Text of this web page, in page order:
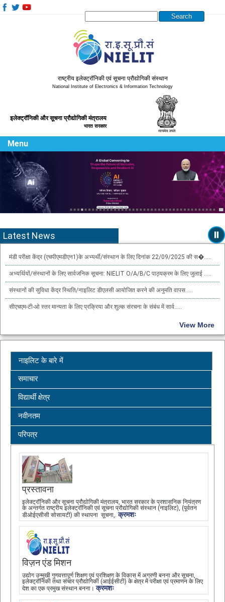
राष्ट्रीय इलेक्ट्रॉनिकी एवं सूचना प्रौद्योगिकी संस्थान
National Institute of Electronics & Information Technology
इलेक्ट्रॉनिकी और सूचना प्रौद्योगिकी मंत्रालय
भारत सरकार
Menu
Latest News
मंडी परीक्षा केंद्र (एचपीएमडीएन1)के अभ्यर्थी/संस्थान के लिए दिनांक 22/09/2025 की स�.....
अभ्यर्थियों/संस्थानों के लिए सार्वजनिक सूचना: NIELIT O/A/B/C पाठ्यक्रम के लिए जुलाई .....
संस्थानों की सुविधा केंद्र स्थिति/नाइलिट डीएलसी आयोजित करने की अनुमति वापस.....
सीएचएम-टी-ओ स्तर मान्यता के लिए प्रक्रिया और शुल्क संरचना के संबंध में सार्व.....
सितंबर 2025 परीक्षा चक्र के लिए निर्धारित डीएलसी अक्टूबर 2025 परीक्षा चक्र के सा�.....
उम्मीदवारों/संस्थानों के लिए सार्वजनिक सूचना: जुलाई, 2025 के O/A/B/C स्तर के लिखित औ.....
View More
नाइलिट के बारे में
समाचार
विद्यार्थी क्षेत्र
नवीनतम
परिपत्र
प्रस्तावना
इलेक्ट्रॉनिकी और सूचना प्रौद्योगिकी मंत्रालय, भारत सरकार के प्रशासनिक नियंत्रण
के अन्तर्गत राष्ट्रीय इलेक्ट्रॉनिकी एवं सूचना प्रौद्योगिकी संस्थान (नाइलिट), (पूर्वतन
डीओईएसीसी सोसायटी) की स्थापना सूचना,. क्रमशः
विज़न एंड मिशन
उद्योग उन्मुखी गुणवत्तापूर्ण शिक्षण एवं प्रशिक्षण के विकास में अग्रणी बनना और सूचना,
इलेक्ट्रॉनिकी तथा संचार प्रौद्योगिकी (आईईसीटी) के क्षेत्र में परीक्षा एवं प्रमाणन के लिए
देश का एक प्रमुख संस्थान बनना। क्रमशः